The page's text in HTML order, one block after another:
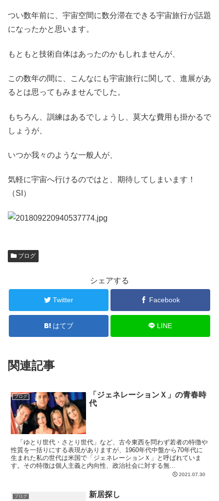
つい数年前に、宇宙空間に数分滞在できる宇宙旅行が話題
になったかと思います。
もともと技術自体はあったのかもしれませんが、
この数年の間に、こんなにも宇宙旅行に関して、進展があ
るとは思ってもみませんでした。
もちろん、訓練はあるでしょうし、莫大な費用も掛かるで
しょうが、
いつか我々のような一般人が、
気軽に宇宙へ行けるのではと、期待してしまいます！
（SI）
ブログ
シェアする
Twitter Facebook
はてブ LINE
関連記事
ブログ
「ジェネレーションＸ」の青春時
代
「ゆとり世代・さとり世代」など、古今東西を問わず若者の特徴や
性質を一括りにする表現がありますが、1960年代中盤から70年代に
生まれた私の世代は米国で「ジェネレーションＸ」と呼ばれていま
す。その特徴は個人主義と内向性、政治社会に対する無...
2021.07.30
ブログ 新居探し